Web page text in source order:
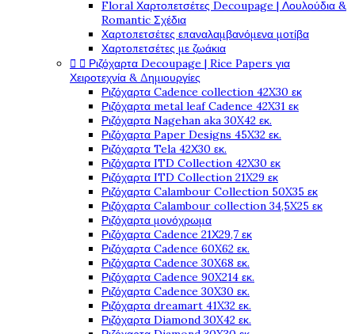
Floral Χαρτοπετσέτες Decoupage | Λουλούδια &
Romantic Σχέδια
Χαρτοπετσέτες επαναλαμβανόμενα μοτίβα
Χαρτοπετσέτες με ζωάκια
  Ριζόχαρτα Decoupage | Rice Papers για
Χειροτεχνία & Δημιουργίες
Ριζόχαρτα Cadence collection 42X30 εκ
Ριζόχαρτα metal leaf Cadence 42X31 εκ
Ριζόχαρτα Nagehan aka 30X42 εκ.
Ριζόχαρτα Paper Designs 45X32 εκ.
Ριζόχαρτα Tela 42Χ30 εκ.
Ριζόχαρτα ITD Collection 42X30 εκ
Ριζόχαρτα ITD Collection 21X29 εκ
Ριζόχαρτα Calambour Collection 50X35 εκ
Ριζόχαρτα Calambour collection 34,5X25 εκ
Ριζόχαρτα μονόχρωμα
Ριζόχαρτα Cadence 21Χ29,7 εκ
Ριζόχαρτα Cadence 60X62 εκ.
Ριζόχαρτα Cadence 30X68 εκ.
Ριζόχαρτα Cadence 90X214 εκ.
Ριζόχαρτα Cadence 30X30 εκ.
Ριζόχαρτα dreamart 41X32 εκ.
Ριζόχαρτα Diamond 30X42 εκ.